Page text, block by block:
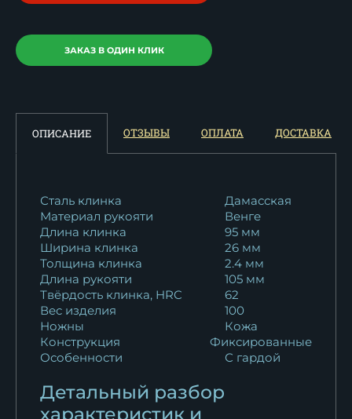
ЗАКАЗ В ОДИН КЛИК
ОПИСАНИЕ ОТЗЫВЫ ОПЛАТА ДОСТАВКА
Сталь клинка
Дамасская
Материал рукояти
Венге
Длина клинка
95 мм
Ширина клинка
26 мм
Толщина клинка
2.4 мм
Длина рукояти
105 мм
Твёрдость клинка, HRC
62
Вес изделия
100
Ножны
Кожа
Конструкция
Фиксированные
Особенности
С гардой
Детальный разбор
характеристик и